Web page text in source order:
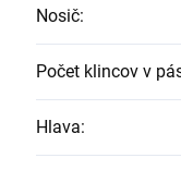
Nosič:
Počet klincov v
Hlava: